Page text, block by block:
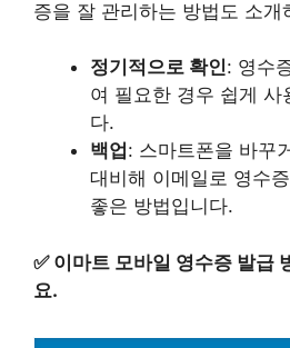
증을 잘 관리하는 방법도 소개
정기적으로 확인: 영수
여 필요한 경우 쉽게 사
다.
백업 : 스마트폰을 바꾸
대비해 이메일로 영수
좋은 방법입니다.
✅ 이마트 모바일 영수증 발급
요.